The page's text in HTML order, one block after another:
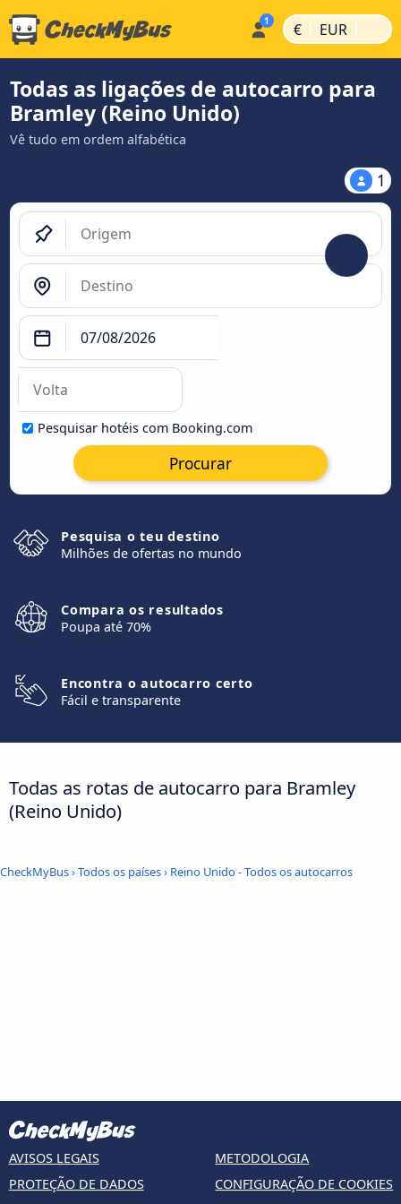
€ | EUR |
Todas as ligações de autocarro para
Bramley (Reino Unido)
Vê tudo em ordem alfabética
1
Pesquisar hotéis com Booking.com
Procurar
Pesquisa o teu destino
Milhões de ofertas no mundo
Compara os resultados
Poupa até 70%
Encontra o autocarro certo
Fácil e transparente
Todas as rotas de autocarro para Bramley
(Reino Unido)
CheckMyBus›Todos os países› Reino Unido - Todos os autocarros
AVISOS LEGAIS
PROTEÇÃO DE DADOS
METODOLOGIA
CONFIGURAÇÃO DE COOKIES